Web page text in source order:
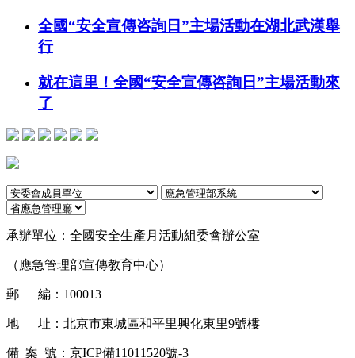
全國“安全宣傳咨詢日”主場活動在湖北武漢舉
行
就在這里！全國“安全宣傳咨詢日”主場活動來
了
承辦單位： 全國安全生產月活動組委會辦公室
（應急管理部宣傳教育中心）
郵 編： 100013
地 址： 北京市東城區和平里興化東里9號樓
備 案 號： 京ICP備11011520號-3